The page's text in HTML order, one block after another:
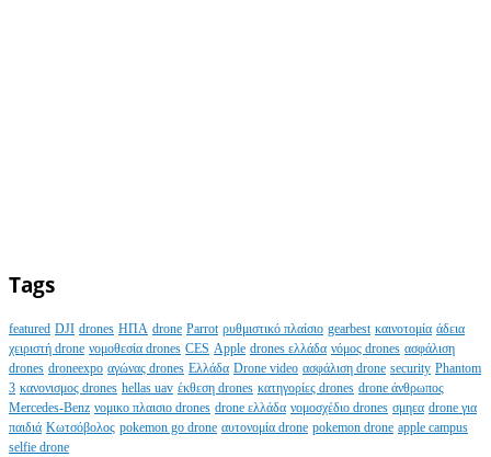
Tags
featured DJI drones ΗΠΑ drone Parrot ρυθμιστικό πλαίσιο gearbest καινοτομία άδεια
χειριστή drone νομοθεσία drones CES Apple drones ελλάδα νόμος drones ασφάλιση
drones droneexpo αγώνας drones Ελλάδα Drone video ασφάλιση drone security Phantom
3 κανονισμος drones hellas uav έκθεση drones κατηγορίες drones drone άνθρωπος
Mercedes-Benz νομικο πλαισιο drones drone ελλάδα νομοσχέδιο drones σμηεα drone για
παιδιά Κωτσόβολος pokemon go drone αυτονομία drone pokemon drone apple campus
selfie drone